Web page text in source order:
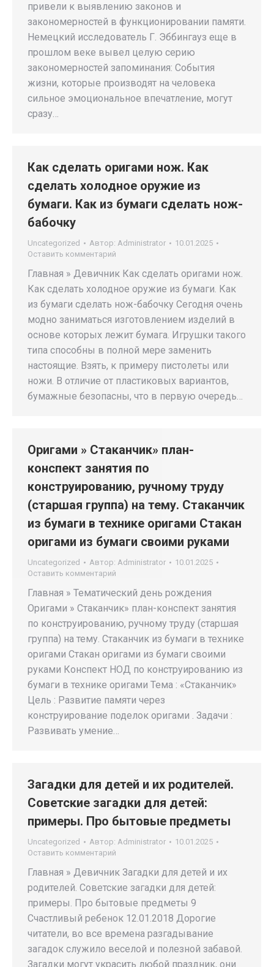
привели к выявлению законов и
закономерностей в функционировании памяти.
Немец­кий исследователь Г. Эббингауз еще в
прошлом веке вывел целую серию
закономерностей запоминания: События
жизни, которые производят на человека
сильное эмоциональное впечатление, могут
сразу…
Как сделать оригами нож. Как
сделать холодное оружие из
бумаги. Как из бумаги сделать нож-
бабочку
Uncategorized Автор: Administrator
10.01.2025
Оставить комментарий
Главная » Девичник Как сделать оригами нож.
Как сделать холодное оружие из бумаги. Как
из бумаги сделать нож-бабочку Сегодня очень
модно заниматься изготовлением изделий в
основе которых лежит бумага. Игрушки такого
типа способны в полной мере заменить
настоящие. Взять, к примеру пистолеты или
ножи. В отличие от пластиковых вариантов,
бумажные безопасны, что в первую очередь…
Оригами » Стаканчик» план-
конспект занятия по
конструированию, ручному труду
(старшая группа) на тему. Стаканчик
из бумаги в технике оригами Стакан
оригами из бумаги своими руками
Uncategorized Автор: Administrator
10.01.2025
Оставить комментарий
Главная » Тематический день рождения
Оригами » Стаканчик» план-конспект занятия
по конструированию, ручному труду (старшая
группа) на тему. Стаканчик из бумаги в технике
оригами Стакан оригами из бумаги своими
руками Конспект НОД по конструированию из
бумаги в технике оригами Тема : «Стаканчик»
Цель : Развитие памяти через
конструирование поделок оригами . Задачи :
Развивать умение…
Загадки для детей и их родителей.
Советские загадки для детей:
примеры. Про бытовые предметы
Uncategorized Автор: Administrator
10.01.2025
Оставить комментарий
Главная » Девичник Загадки для детей и их
родителей. Советские загадки для детей:
примеры. Про бытовые предметы 9
Счастливый ребенок 12.01.2018 Дорогие
читатели, во все времена разгадывание
загадок служило веселой и полезной забавой.
Загадки могут украсить любой праздник, они